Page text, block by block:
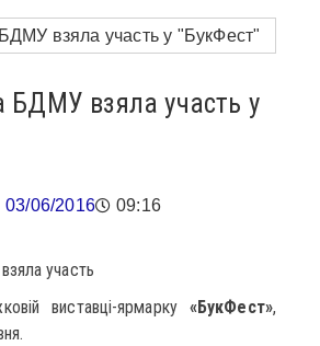
БДМУ взяла участь у
03/06/2016 09:16
участь
виставці-ярмарку «БукФест»,